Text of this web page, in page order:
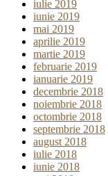
iulie 2019
iunie 2019
mai 2019
aprilie 2019
martie 2019
februarie 2019
ianuarie 2019
decembrie 2018
noiembrie 2018
octombrie 2018
septembrie 2018
august 2018
iulie 2018
iunie 2018